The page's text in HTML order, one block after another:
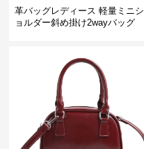
革バッグレディース 軽量ミニシ
ョルダー斜め掛け2wayバッグ